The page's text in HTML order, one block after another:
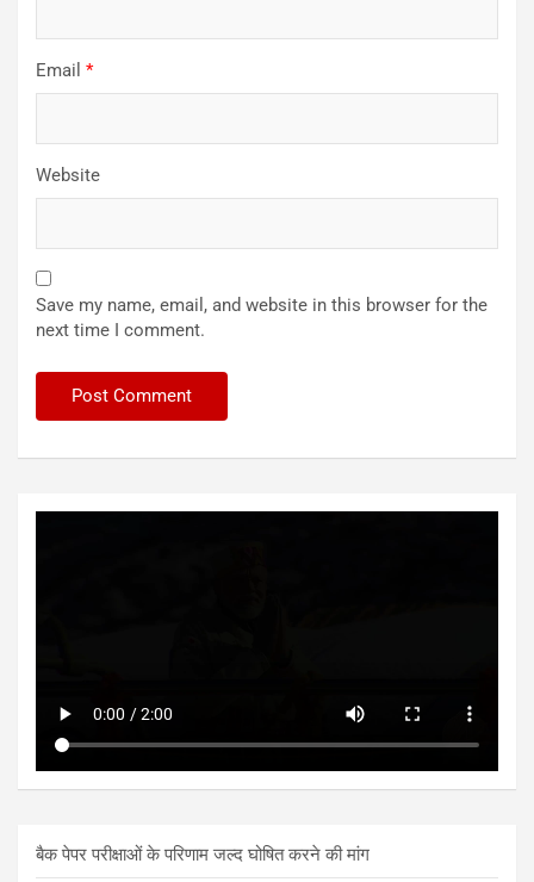
Email *
Website
Save my name, email, and website in this browser for the
next time I comment.
बैक पेपर परीक्षाओं के परिणाम जल्द घोषित करने की मांग